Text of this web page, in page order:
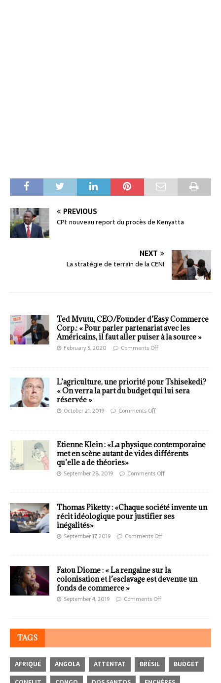
PREVIOUS
CPI: nouveau report du procès de Kenyatta
NEXT
La stratégie de terrain de la CENI
Ted Mvutu, CEO/Founder d’Easy Commerce
Corp.: « Pour parler partenariat avec les
Américains, il faut aller puiser à la source »
February 5, 2020 Comments Off
L’agriculture, une priorité pour Tshisekedi?
« On verra la part du budget qui lui sera
réservée »
October 21, 2019 Comments Off
Etienne Klein : «La physique contemporaine
met en scène autant de vides différents
qu’elle a de théories»
September 28, 2019 Comments Off
Thomas Piketty : «Chaque société invente un
récit idéologique pour justifier ses
inégalités»
September 17, 2019 Comments Off
Fatou Diome : « La rengaine sur la
colonisation et l’esclavage est devenue un
fonds de commerce »
September 4, 2019 Comments Off
TAGS
AFRIQUE ANGOLA ATTENTAT BRÉSIL
BUDGET